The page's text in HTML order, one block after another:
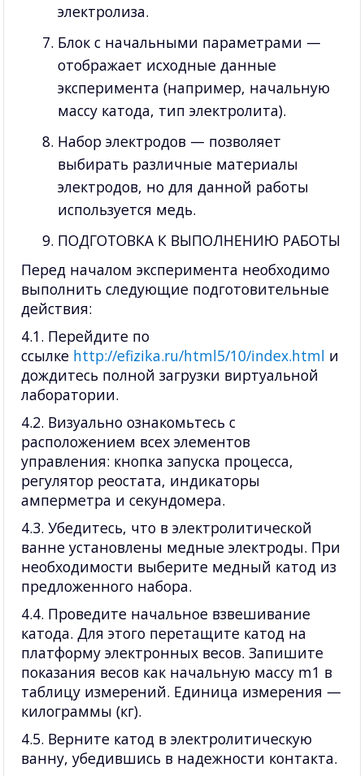
электролиза.
Блок с начальными параметрами —
отображает исходные данные
эксперимента (например, начальную
массу катода, тип электролита).
Набор электродов — позволяет
выбирать различные материалы
электродов, но для данной работы
используется медь.
ПОДГОТОВКА К ВЫПОЛНЕНИЮ РАБОТЫ
Перед началом эксперимента необходимо
выполнить следующие подготовительные
действия:
4.1. Перейдите по
ссылке http://efizika.ru/html5/10/index.html и
дождитесь полной загрузки виртуальной
лаборатории.
4.2. Визуально ознакомьтесь с
расположением всех элементов
управления: кнопка запуска процесса,
регулятор реостата, индикаторы
амперметра и секундомера.
4.3. Убедитесь, что в электролитической
ванне установлены медные электроды. При
необходимости выберите медный катод из
предложенного набора.
4.4. Проведите начальное взвешивание
катода. Для этого перетащите катод на
платформу электронных весов. Запишите
показания весов как начальную массу m1 в
таблицу измерений. Единица измерения —
килограммы (кг).
4.5. Верните катод в электролитическую
ванну, убедившись в надежности контакта.